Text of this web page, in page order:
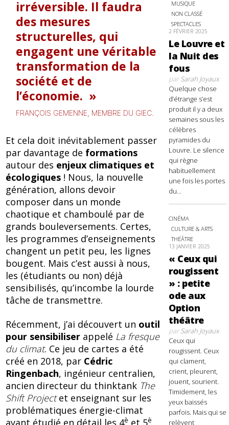
irréversible. Il faudra
des mesures
structurelles, qui
engagent une véritable
transformation de la
société et de
l’économie.
FRANÇOIS GEMENNE, MEMBRE DU GIEC.
Et cela doit inévitablement passer
par davantage de formations
autour des enjeux climatiques et
écologiques ! Nous, la nouvelle
génération, allons devoir
composer dans un monde
chaotique et chamboulé par de
grands bouleversements. Certes,
les programmes d’enseignements
changent un petit peu, les lignes
bougent. Mais c’est aussi à nous,
les (étudiants ou non) déjà
sensibilisés, qu’incombe la lourde
tâche de transmettre.
Récemment, j’ai découvert un outil
pour sensibiliser appelé La fresque
du climat. Ce jeu de cartes a été
créé en 2018, par Cédric
Ringenbach, ingénieur centralien,
ancien directeur du thinktank The
Shift Projectet enseignant sur les
problématiques énergie-climat
ayant étudié en détail les 4è et 5è
MUSIQUE
NON CLASSÉ
SPECTACLES
2 FÉVRIER 2025
Le Louvre et
la Nuit des
fous
parSarah Joyaux
Quelque chose
d’étrange s’est
produit il y a deux
semaines sous les
célèbres
pyramides du
Louvre. Le silence
qui règne
habituellement
une fois les portes
du...
CINÉMA
CULTURE & ARTS
THÉÂTRE
13 JANVIER 2025
« Ceux qui
rougissent
» : petite
ode aux
Option
théâtre
parSarah Joyaux
Ceux qui
rougissent. Ceux
qui clament,
crient, pleurent,
jouent, sourient.
Timidement, les
yeux baissés
parfois. Mais qui se
relèvent